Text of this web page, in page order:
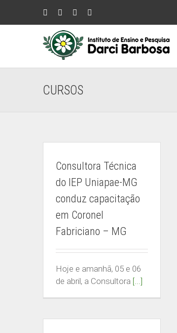
InstagramFacebookYouTube
CURSOS
Consultora Técnica
do IEP Uniapae-MG
conduz capacitação
em Coronel
Fabriciano – MG
Hoje e amanhã, 05 e 06
de abril, a Consultora [...]